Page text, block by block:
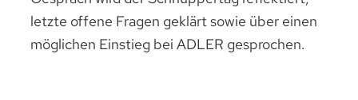
letzte offene Fragen geklärt sowie über einen
möglichen Einstieg bei ADLER gesprochen.